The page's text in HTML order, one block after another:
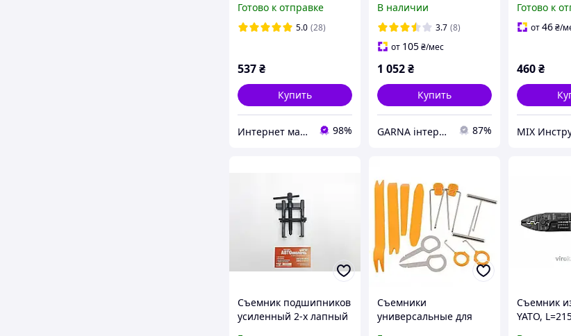
Готово к отправке
5.0 (28)
537₴
Купить
Интернет магазин " Korvet" 98%
В наличии
3.7 (8)
от 105₴/мес
1 052₴
Купить
GARNA інтернет-магазин автозапчастин 87%
Готово к
от46₴/
460₴
Съемник подшипников
усиленный 2-х лапный
Съемники
универсальные для
Съемник
YATO,